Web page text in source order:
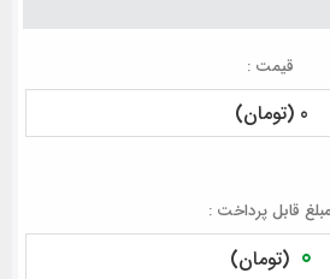
قیمت :
0 (تومان)
مبلغ قابل پرداخت :
0 (تومان)